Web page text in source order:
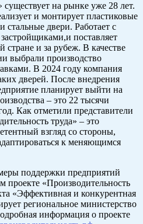
на рынке уже 28 лет.
и монтирует пластиковые
двери. Работает с
поставляет
и за рубеж. В качестве
выбрали производство
В 2024 году компания
дверей. После внедрения
планирует выйти на
– это 22 тысячи
Как отметили представители
труда» – это
взгляд со стороны,
к меняющимся
поддержки предприятий
проекте «Производительность
«Эффективная и конкурентная
региональное министерство
информация о проекте